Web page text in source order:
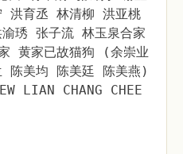
洪育丞 林清柳 洪亚桃
琇 张子流 林玉泉合家
黄家已故猫狗 (余崇业
陈美均 陈美廷 陈美燕)
LIAN CHANG CHEE